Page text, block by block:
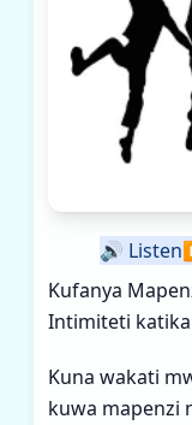
🔊 Listen
Kufanya
Intimiteti katika
Kuna wakati
kuwa mapenzi